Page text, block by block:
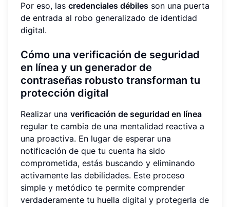
Por eso, las credenciales débiles son una puerta
de entrada al robo generalizado de identidad
digital.
Cómo una verificación de seguridad
en línea y un generador de
contraseñas robusto transforman tu
protección digital
Realizar una verificación de seguridad en línea
regular te cambia de una mentalidad reactiva a
una proactiva. En lugar de esperar una
notificación de que tu cuenta ha sido
comprometida, estás buscando y eliminando
activamente las debilidades. Este proceso
simple y metódico te permite comprender
verdaderamente tu huella digital y protegerla de